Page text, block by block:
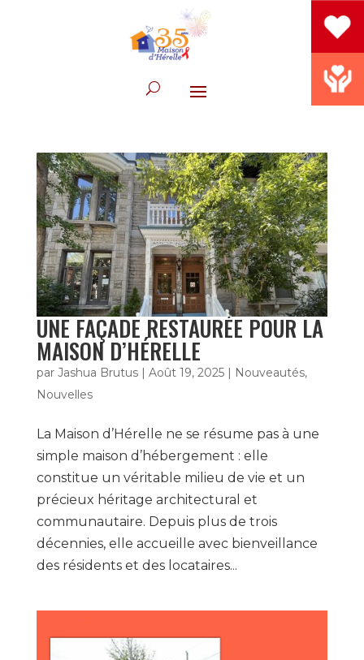
UNE FAÇADE RESTAURÉE POUR LA
MAISON D’HÉRELLE
par Jashua Brutus| Août 19, 2025| Nouveautés,
Nouvelles
La Maison d’Hérelle ne se résume pas à une
simple maison d’hébergement : elle
constitue un véritable milieu de vie et un
précieux héritage architectural et
communautaire. Depuis plus de trois
décennies, elle accueille avec bienveillance
des résidents et des locataires...